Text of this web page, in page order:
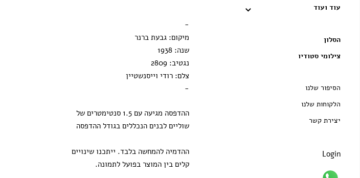
עוד ועוד
הסלון
צילומי סטודיו
הסיפור שלנו
הלקוחות שלנו
יצירת קשר
Login
-
מיקום: גבעת ברנר
שנה: 1938
נגטיב: 2809
צלם: רודי וייסנשטיין
-
ההדפסה מגיעה עם 1.5 סנטימטרים של
שוליים לבנים הנכללים בגודל ההדפסה
ההדמיה להמחשה בלבד. ייתכנו שינויים
קלים בין המוצר בפועל לתמונה.